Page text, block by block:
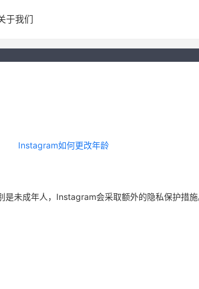
于我们
Instagram如何更改年龄
未成年人，Instagram会采取额外的隐私保护措